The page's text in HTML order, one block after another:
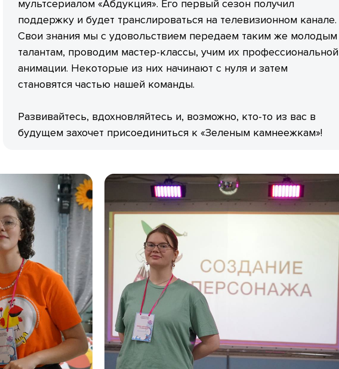
мультсериалом «Абдукция». Его первый сезон получил
поддержку и будет транслироваться на телевизионном канале.
Свои знания мы с удовольствием передаем таким же молодым
талантам, проводим мастер-классы, учим их профессиональной
анимации. Некоторые из них начинают с нуля и затем
становятся частью нашей команды.
Развивайтесь, вдохновляйтесь и, возможно, кто-то из вас в
будущем захочет присоединиться к «Зеленым камнеежкам»!